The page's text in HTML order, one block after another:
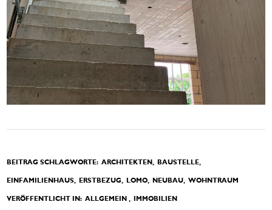
BEITRAG SCHLAGWORTE: ARCHITEKTEN BAUSTELLE
EINFAMILIENHAUS ERSTBEZUG LOMO NEUBAU WOHNTRAUM
VERÖFFENTLICHT IN: ALLGEMEIN IMMOBILIEN